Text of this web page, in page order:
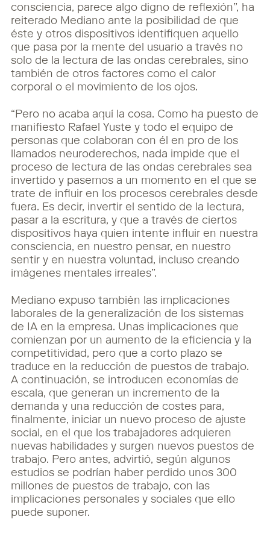
consciencia, parece algo digno de reflexión”, ha
reiterado Mediano ante la posibilidad de que
éste y otros dispositivos identifiquen aquello
que pasa por la mente del usuario a través no
solo de la lectura de las ondas cerebrales, sino
también de otros factores como el calor
corporal o el movimiento de los ojos.
“Pero no acaba aquí la cosa. Como ha puesto de
manifiesto Rafael Yuste y todo el equipo de
personas que colaboran con él en pro de los
llamados neuroderechos, nada impide que el
proceso de lectura de las ondas cerebrales sea
invertido y pasemos a un momento en el que se
trate de influir en los procesos cerebrales desde
fuera. Es decir, invertir el sentido de la lectura,
pasar a la escritura, y que a través de ciertos
dispositivos haya quien intente influir en nuestra
consciencia, en nuestro pensar, en nuestro
sentir y en nuestra voluntad, incluso creando
imágenes mentales irreales”.
Mediano expuso también las implicaciones
laborales de la generalización de los sistemas
de IA en la empresa. Unas implicaciones que
comienzan por un aumento de la eficiencia y la
competitividad, pero que a corto plazo se
traduce en la reducción de puestos de trabajo.
A continuación, se introducen economías de
escala, que generan un incremento de la
demanda y una reducción de costes para,
finalmente, iniciar un nuevo proceso de ajuste
social, en el que los trabajadores adquieren
nuevas habilidades y surgen nuevos puestos de
trabajo. Pero antes, advirtió, según algunos
estudios se podrían haber perdido unos 300
millones de puestos de trabajo, con las
implicaciones personales y sociales que ello
puede suponer.